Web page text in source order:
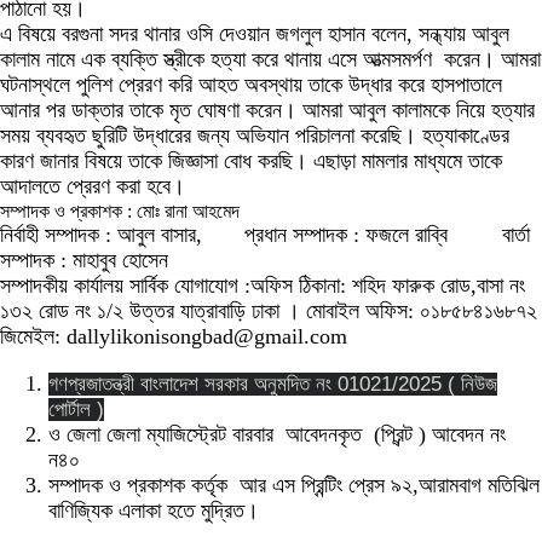
পাঠানো হয়।
এ বিষয়ে বরগুনা সদর থানার ওসি দেওয়ান জগলুল হাসান বলেন, সন্ধ্যায় আবুল
কালাম নামে এক ব্যক্তি স্ত্রীকে হত্যা করে থানায় এসে আত্মসমর্পণ করেন। আমরা
ঘটনাস্থলে পুলিশ প্রেরণ করি আহত অবস্থায় তাকে উদ্ধার করে হাসপাতালে
আনার পর ডাক্তার তাকে মৃত ঘোষণা করেন। আমরা আবুল কালামকে নিয়ে হত্যার
সময় ব্যবহৃত ছুরিটি উদ্ধারের জন্য অভিযান পরিচালনা করেছি। হত্যাকাণ্ডের
কারণ জানার বিষয়ে তাকে জিজ্ঞাসা বোধ করছি। এছাড়া মামলার মাধ্যমে তাকে
আদালতে প্রেরণ করা হবে।
সম্পাদক ও প্রকাশক : মোঃ রানা আহমেদ
নির্বাহী সম্পাদক : আবুল বাসার, প্রধান সম্পাদক : ফজলে রাব্বি বার্তা
সম্পাদক : মাহাবুব হোসেন
সম্পাদকীয় কার্যালয় সার্বিক যোগাযোগ :অফিস ঠিকানা: শহিদ ফারুক রোড,বাসা নং
১৩২ রোড নং ১/২ উত্তর যাত্রাবাড়ি ঢাকা । মোবাইল অফিস: ০১৮৫৮৪১৬৮৭২
জিমেইল: dallylikonisongbad@gmail.com
গণপ্রজাতন্ত্রী বাংলাদেশ সরকার অনুমদিত নং 01021/2025 ( নিউজ
পোর্টাল )
ও জেলা জেলা ম্যাজিস্ট্রেট বারবার আবেদনকৃত (প্রিন্ট ) আবেদন নং
ন৪০
সম্পাদক ও প্রকাশক কর্তৃক আর এস প্রিন্টিং প্রেস ৯২,আরামবাগ মতিঝিল
বাণিজ্যিক এলাকা হতে মুদ্রিত।